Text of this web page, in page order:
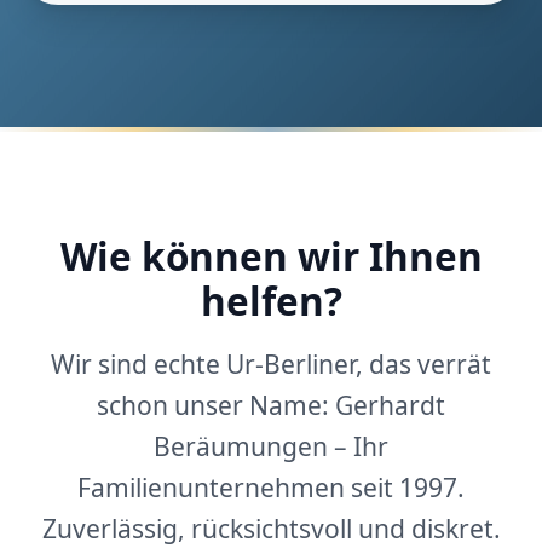
Wie können wir Ihnen
helfen?
Wir sind echte Ur-Berliner, das verrät
schon unser Name: Gerhardt
Beräumungen – Ihr
Familienunternehmen seit 1997.
Zuverlässig, rücksichtsvoll und diskret.